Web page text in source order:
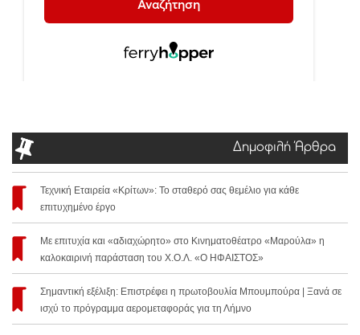
Δημοφιλή Άρθρα
Τεχνική Εταιρεία «Κρίτων»: Το σταθερό σας θεμέλιο για κάθε
επιτυχημένο έργο
Με επιτυχία και «αδιαχώρητο» στο Κινηματοθέατρο «Μαρούλα» η
καλοκαιρινή παράσταση του Χ.Ο.Λ. «Ο ΗΦΑΙΣΤΟΣ»
Σημαντική εξέλιξη: Επιστρέφει η πρωτοβουλία Μπουμπούρα | Ξανά σε
ισχύ το πρόγραμμα αερομεταφοράς για τη Λήμνο